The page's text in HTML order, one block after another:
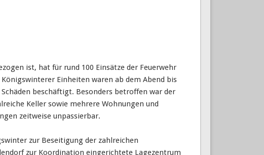
ist, hat für rund 100 Einsätze der Feuerwehr
Einheiten waren ab dem Abend bis
beschäftigt. Besonders betroffen war der
Keller sowie mehrere Wohnungen und
zeitweise unpassierbar.
zur Beseitigung der zahlreichen
zur Koordination eingerichtete Lagezentrum